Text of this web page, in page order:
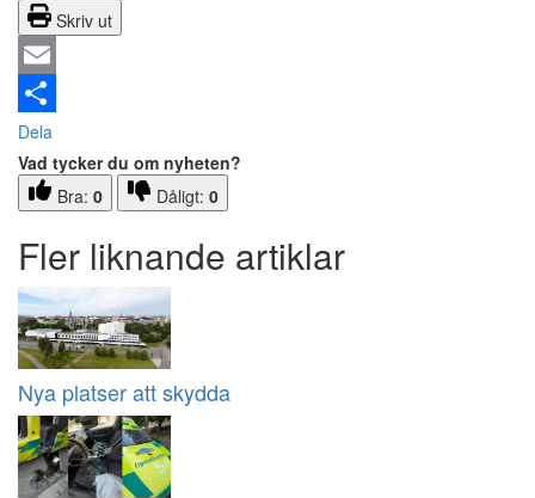
Skriv ut
Email
Dela
Vad tycker du om nyheten?
Bra: 0 Dåligt: 0
Fler liknande artiklar
Nya platser att skydda